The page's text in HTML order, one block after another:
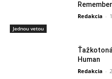
Jednou vetou
Redakcia -
Human
Redakcia -